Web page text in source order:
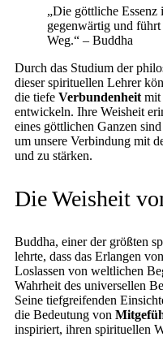
„Die göttliche Essenz
gegenwärtig und
Weg.“ – Buddha
Durch das Studium der
dieser spirituellen Lehrer
die tiefe Verbundenheit mit
entwickeln. Ihre Weisheit
eines göttlichen Ganzen
um unsere Verbindung mit
und zu stärken.
Die Weisheit
Buddha, einer der größten
lehrte, dass das Erlangen
Loslassen von weltlichen
Wahrheit des universellen
Seine tiefgreifenden
die Bedeutung von
inspiriert, ihren spirituellen